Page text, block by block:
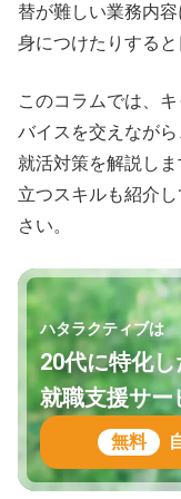
替が難しい業務内
身につけたりすると
このコラムでは、
バイスを交えなが
就活対策を解説し
立つスキルも紹介
さい。
ハタラクティブは
20代に特化し
就職支援サー
無料